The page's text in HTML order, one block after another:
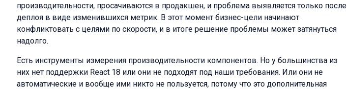
производительности, просачиваются в продакшен, и проблема выявляется только после
деплоя в виде изменившихся метрик. В этот момент бизнес-цели начинают
конфликтовать с целями по скорости, и в итоге решение проблемы может затянуться
надолго.
Есть инструменты измерения производительности компонентов. Но у большинства из
них нет поддержки React 18 или они не подходят под наши требования. Или они не
автоматические и вообще ими никто не пользуется, потому что это дополнительная